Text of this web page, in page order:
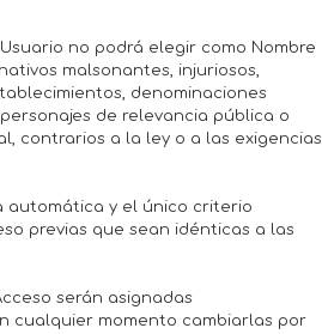
no podrá elegir como Nombre
malsonantes, injuriosos,
denominaciones
de relevancia pública o
contrarios a la ley o a las exigencias
automática y el único criterio
previas que sean idénticas a las
serán asignadas
cualquier momento cambiarlas por